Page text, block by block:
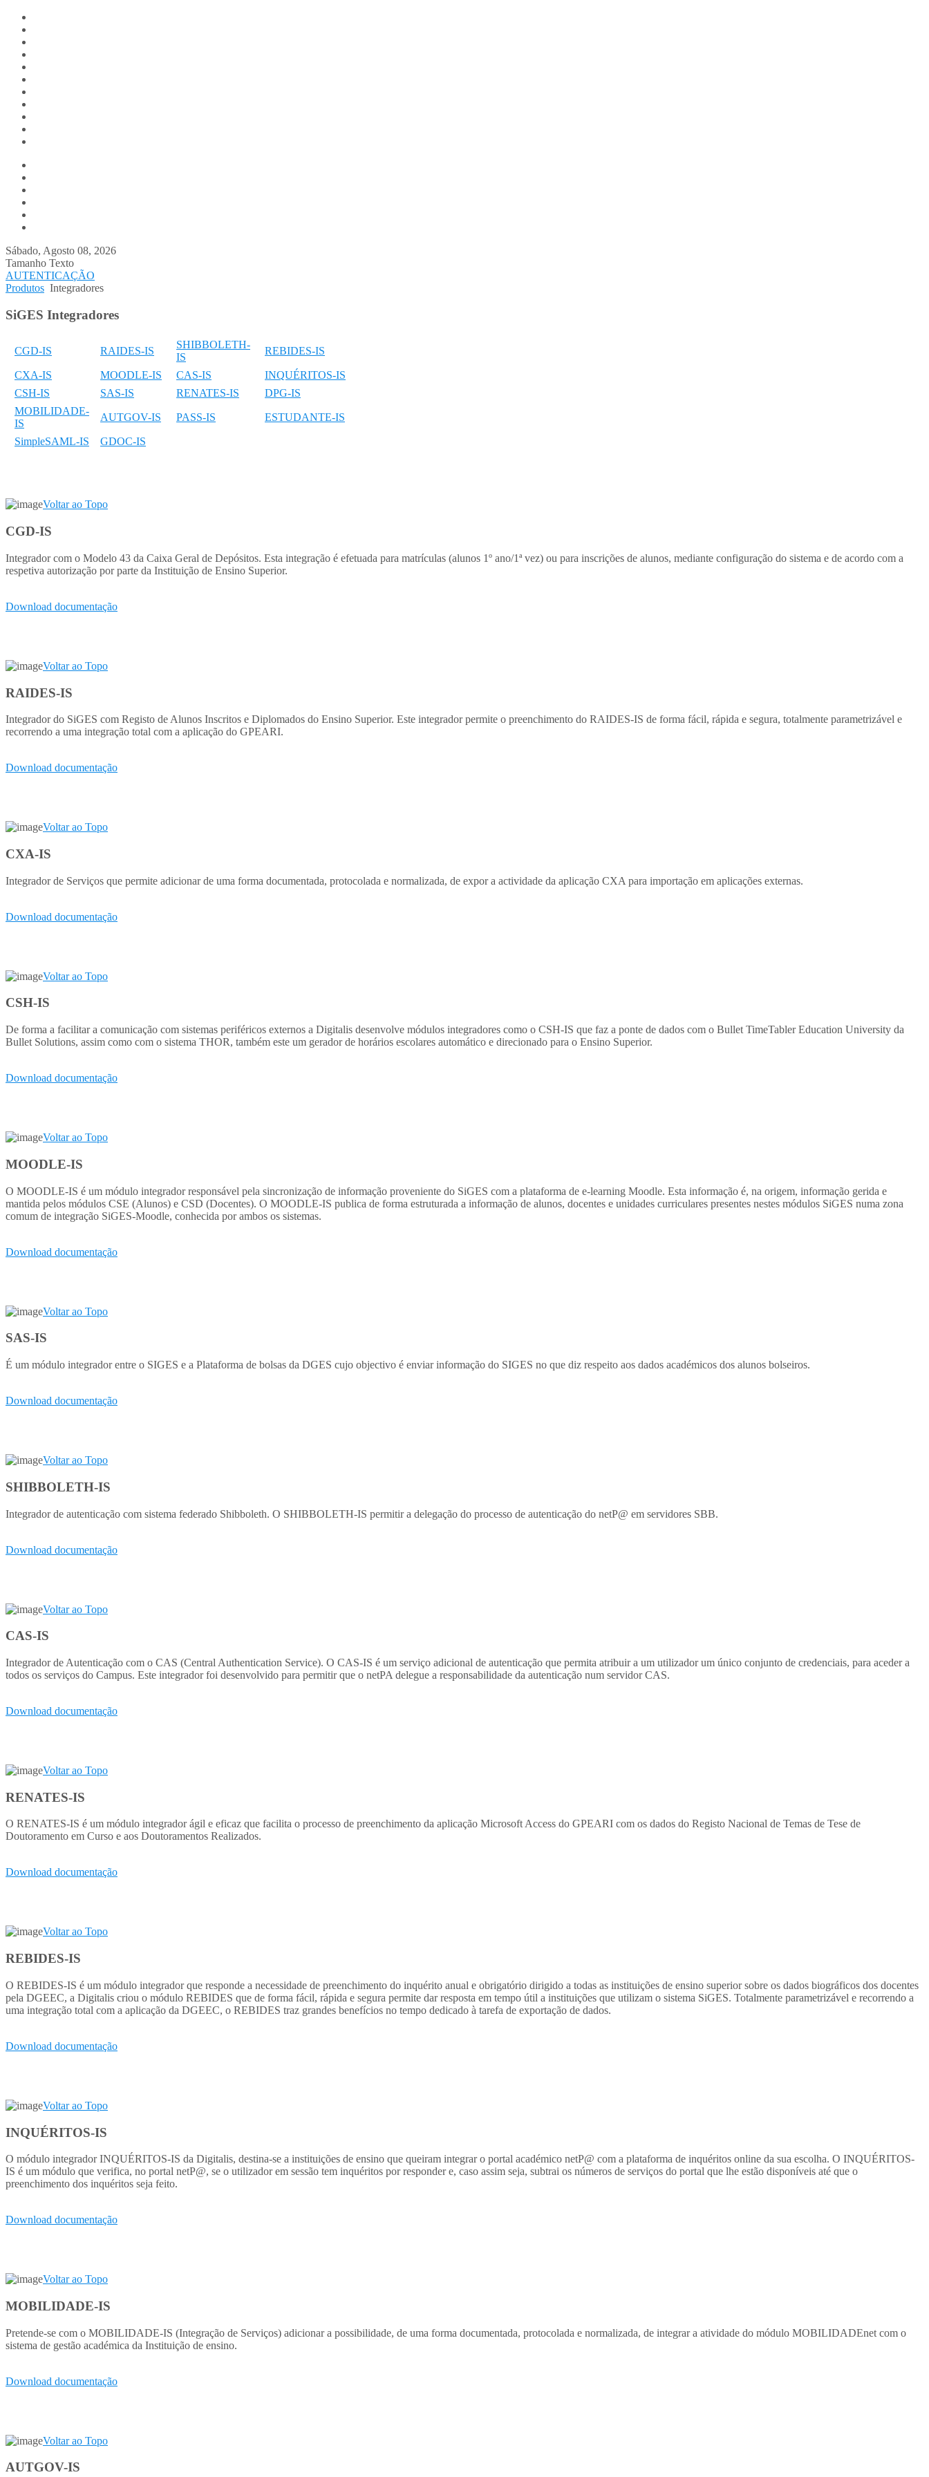
Sábado, Agosto 08, 2026
Tamanho Texto
AUTENTICAÇÃO
Produtos Integradores
SiGES Integradores
CGD-IS RAIDES-IS
SHIBBOLETH-
IS
REBIDES-IS
CXA-IS MOODLE-IS CAS-IS
INQUÉRITOS-IS
CSH-IS
SAS-IS RENATES-IS
DPG-IS
MOBILIDADE-
IS
AUTGOV-IS PASS-IS ESTUDANTE-IS
SimpleSAML-IS GDOC-IS
Voltar ao Topo
CGD-IS
Integrador com o Modelo 43 da Caixa Geral de Depósitos. Esta integração é efetuada para matrículas (alunos 1º ano/1ª vez) ou para inscrições de alunos, mediante configuração do sistema e de acordo com a
respetiva autorização por parte da Instituição de Ensino Superior.
Download documentação
Voltar ao Topo
RAIDES-IS
Integrador do SiGES com Registo de Alunos Inscritos e Diplomados do Ensino Superior. Este integrador permite o preenchimento do RAIDES-IS de forma fácil, rápida e segura, totalmente parametrizável e
recorrendo a uma integração total com a aplicação do GPEARI.
Download documentação
Voltar ao Topo
CXA-IS
Integrador de Serviços que permite adicionar de uma forma documentada, protocolada e normalizada, de expor a actividade da aplicação CXA para importação em aplicações externas.
Download documentação
Voltar ao Topo
CSH-IS
De forma a facilitar a comunicação com sistemas periféricos externos a Digitalis desenvolve módulos integradores como o CSH-IS que faz a ponte de dados com o Bullet TimeTabler Education University da
Bullet Solutions, assim como com o sistema THOR, também este um gerador de horários escolares automático e direcionado para o Ensino Superior.
Download documentação
Voltar ao Topo
MOODLE-IS
O MOODLE-IS é um módulo integrador responsável pela sincronização de informação proveniente do SiGES com a plataforma de e-learning Moodle. Esta informação é, na origem, informação gerida e
mantida pelos módulos CSE (Alunos) e CSD (Docentes). O MOODLE-IS publica de forma estruturada a informação de alunos, docentes e unidades curriculares presentes nestes módulos SiGES numa zona
comum de integração SiGES-Moodle, conhecida por ambos os sistemas.
Download documentação
Voltar ao Topo
SAS-IS
É um módulo integrador entre o SIGES e a Plataforma de bolsas da DGES cujo objectivo é enviar informação do SIGES no que diz respeito aos dados académicos dos alunos bolseiros.
Download documentação
Voltar ao Topo
SHIBBOLETH-IS
Integrador de autenticação com sistema federado Shibboleth. O SHIBBOLETH-IS permitir a delegação do processo de autenticação do netP@ em servidores SBB.
Download documentação
Voltar ao Topo
CAS-IS
Integrador de Autenticação com o CAS (Central Authentication Service). O CAS-IS é um serviço adicional de autenticação que permita atribuir a um utilizador um único conjunto de credenciais, para aceder a
todos os serviços do Campus. Este integrador foi desenvolvido para permitir que o netPA delegue a responsabilidade da autenticação num servidor CAS.
Download documentação
Voltar ao Topo
RENATES-IS
O RENATES-IS é um módulo integrador ágil e eficaz que facilita o processo de preenchimento da aplicação Microsoft Access do GPEARI com os dados do Registo Nacional de Temas de Tese de
Doutoramento em Curso e aos Doutoramentos Realizados.
Download documentação
Voltar ao Topo
REBIDES-IS
O REBIDES-IS é um módulo integrador que responde a necessidade de preenchimento do inquérito anual e obrigatório dirigido a todas as instituições de ensino superior sobre os dados biográficos dos docentes
pela DGEEC, a Digitalis criou o módulo REBIDES que de forma fácil, rápida e segura permite dar resposta em tempo útil a instituições que utilizam o sistema SiGES. Totalmente parametrizável e recorrendo a
uma integração total com a aplicação da DGEEC, o REBIDES traz grandes benefícios no tempo dedicado à tarefa de exportação de dados.
Download documentação
Voltar ao Topo
INQUÉRITOS-IS
O módulo integrador INQUÉRITOS-IS da Digitalis, destina-se a instituições de ensino que queiram integrar o portal académico netP@ com a plataforma de inquéritos online da sua escolha. O INQUÉRITOS-
IS é um módulo que verifica, no portal netP@, se o utilizador em sessão tem inquéritos por responder e, caso assim seja, subtrai os números de serviços do portal que lhe estão disponíveis até que o
preenchimento dos inquéritos seja feito.
Download documentação
Voltar ao Topo
MOBILIDADE-IS
Pretende-se com o MOBILIDADE-IS (Integração de Serviços) adicionar a possibilidade, de uma forma documentada, protocolada e normalizada, de integrar a atividade do módulo MOBILIDADEnet com o
sistema de gestão académica da Instituição de ensino.
Download documentação
Voltar ao Topo
AUTGOV-IS